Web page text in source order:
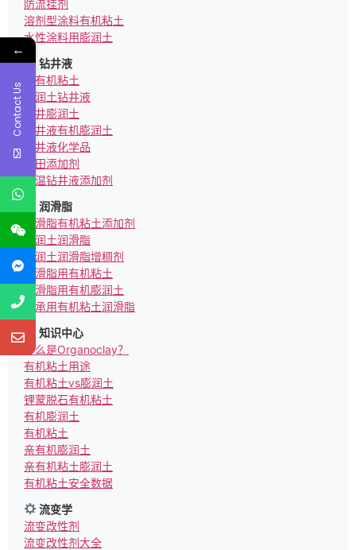
防流挂剂
溶剂型涂料有机粘土
水性涂料用膨润土
钻井液
亲有机粘土
膨润土钻井液
钻井膨润土
钻井液有机膨润土
钻井液化学品
油田添加剂
高温钻井液添加剂
润滑脂
润滑脂有机粘土添加剂
膨润土润滑脂
膨润土润滑脂增稠剂
润滑脂用有机粘土
润滑脂用有机膨润土
轴承用有机粘土润滑脂
知识中心
什么是Organoclay？
有机粘土用途
有机粘土vs膨润土
锂蒙脱石有机粘土
有机膨润土
有机粘土
亲有机膨润土
亲有机粘土膨润土
有机粘土安全数据
流变学
流变改性剂
流变改性剂大全
←
Contact Us